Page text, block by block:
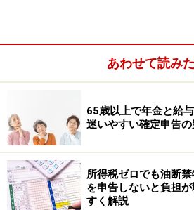
■申告書第三表（分離課税用）
株の譲渡や土地・建物の譲渡など
のがあるときに、申告書Bに加えて
＞＞申告書第三表（分離課税用）
ちら
あわせて読み
65歳以上で年金と給
迷いやすい確定申告の
所得税ゼロでも油断
を申告しないと負担
すく解説